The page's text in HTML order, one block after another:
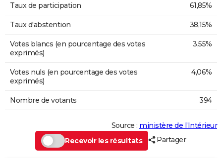
Taux de participation 61,85%
Taux d'abstention 38,15%
Votes blancs (en pourcentage des votes
exprimés)
3,55%
Votes nuls (en pourcentage des votes
exprimés)
4,06%
Nombre de votants 394
Source : ministère de l’Intérieur
Recevoir les résultats
Partager